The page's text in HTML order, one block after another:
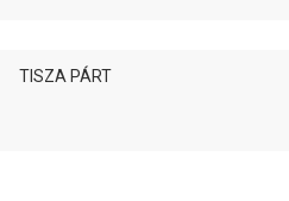
TISZA PÁRT